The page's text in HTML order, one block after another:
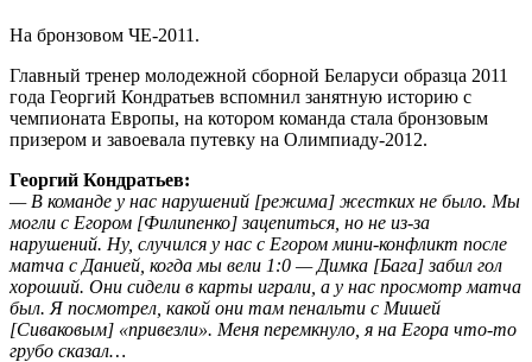
На бронзовом ЧЕ-2011.
Главный тренер молодежной сборной Беларуси образца 2011
года Георгий Кондратьев вспомнил занятную историю с
чемпионата Европы, на котором команда стала бронзовым
призером и завоевала путевку на Олимпиаду-2012.
Георгий Кондратьев:
— В команде у нас нарушений [режима] жестких не было. Мы
могли с Егором [Филипенко] зацепиться, но не из-за
нарушений. Ну, случился у нас с Егором мини-конфликт после
матча с Данией, когда мы вели 1:0 — Димка [Бага] забил гол
хороший. Они сидели в карты играли, а у нас просмотр матча
был. Я посмотрел, какой они там пенальти с Мишей
[Сиваковым] «привезли». Меня перемкнуло, я на Егора что-то
грубо сказал…